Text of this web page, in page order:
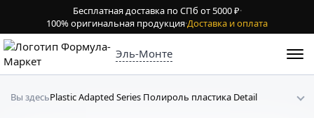
Бесплатная доставка по СПб от 5000 ₽·
100% оригинальная продукция·Доставка и оплата
Эль-Монте
Вы здесьPlastic Adapted Series Полироль пластика Detail